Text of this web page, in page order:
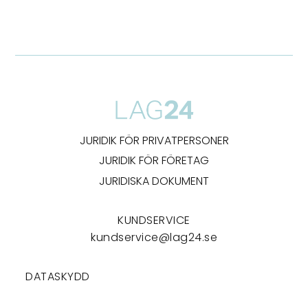
JURIDIK FÖR PRIVATPERSONER
JURIDIK FÖR FÖRETAG
JURIDISKA DOKUMENT
KUNDSERVICE
kundservice@lag24.se
DATASKYDD